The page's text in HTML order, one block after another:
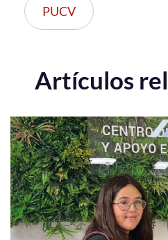
PUCV
Artículos